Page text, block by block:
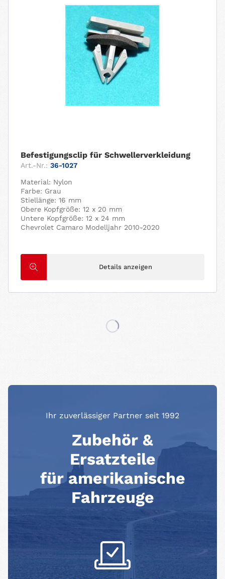
Befestigungsclip für Schwellerverkleidung
Art.-Nr.: 36-1027
Material: Nylon
Farbe: Grau
Stiellänge: 16 mm
Obere Kopfgröße: 12 x 20 mm
Untere Kopfgröße: 12 x 24 mm
Chevrolet Camaro Modelljahr 2010-2020
Details anzeigen
Ihr zuverlässiger Partner seit 1992
Zubehör &
Ersatzteile
für amerikanische
Fahrzeuge